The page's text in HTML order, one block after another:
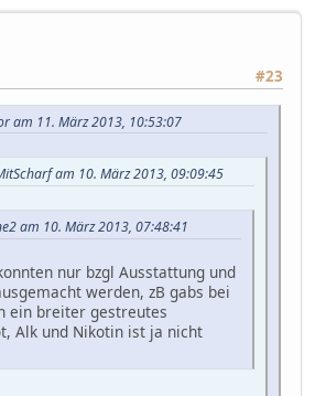
#23
am 11. März 2013, 10:53:07
am 10. März 2013, 09:09:45
am 10. März 2013, 07:48:41
nur bzgl Ausstattung und
werden, zB gabs bei
ein breiter gestreutes
Alk und Nikotin ist ja nicht